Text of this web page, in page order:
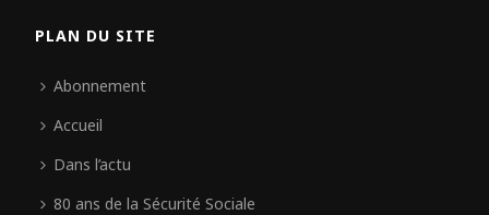
PLAN DU SITE
Abonnement
Accueil
Dans l’actu
80 ans de la Sécurité Sociale